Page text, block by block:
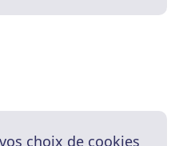
choix de cookies